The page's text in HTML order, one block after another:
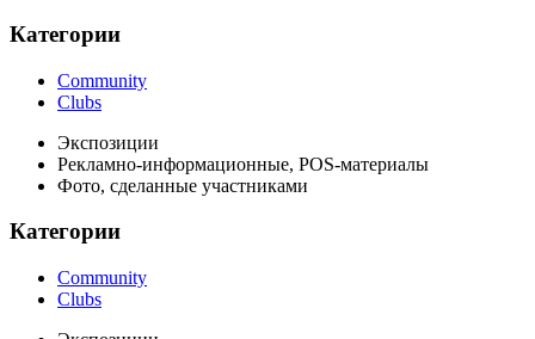
Категории
Community
Clubs
Экспозиции
Рекламно-информационные, POS-материалы
Фото, сделанные участниками
Категории
Community
Clubs